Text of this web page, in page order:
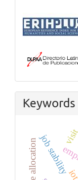
Keywords
iot
job stabilityvisit